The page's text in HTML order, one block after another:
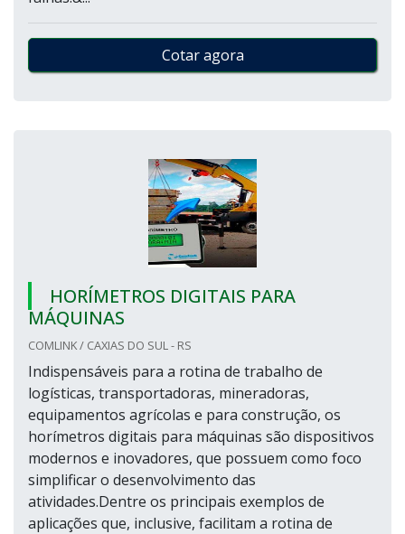
Cotar agora
HORÍMETROS DIGITAIS PARA
MÁQUINAS
COMLINK / CAXIAS DO SUL - RS
Indispensáveis para a rotina de trabalho de
logísticas, transportadoras, mineradoras,
equipamentos agrícolas e para construção, os
horímetros digitais para máquinas são dispositivos
modernos e inovadores, que possuem como foco
simplificar o desenvolvimento das
atividades.Dentre os principais exemplos de
aplicações que, inclusive, facilitam a rotina de